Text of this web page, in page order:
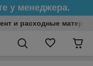
у менеджера.
и расходные